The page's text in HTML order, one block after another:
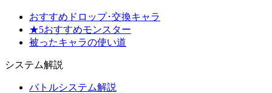
おすすめドロップ･交換キャラ
★5おすすめモンスター
被ったキャラの使い道
システム解説
バトルシステム解説